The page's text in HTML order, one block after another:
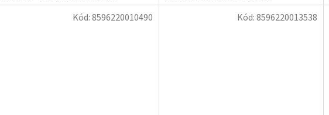
Kód:8596220010490 Kód:8596220013538